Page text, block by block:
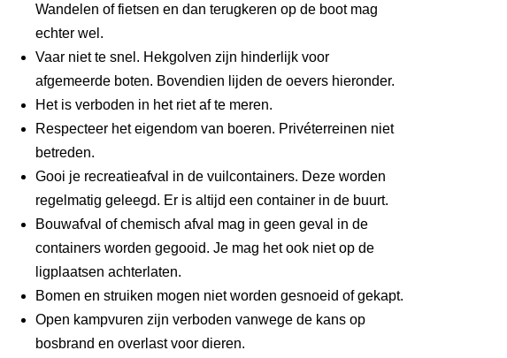
Wandelen of fietsen en dan terugkeren op de boot mag
echter wel.
Vaar niet te snel. Hekgolven zijn hinderlijk voor
afgemeerde boten. Bovendien lijden de oevers hieronder.
Het is verboden in het riet af te meren.
Respecteer het eigendom van boeren. Privéterreinen niet
betreden.
Gooi je recreatieafval in de vuilcontainers. Deze worden
regelmatig geleegd. Er is altijd een container in de buurt.
Bouwafval of chemisch afval mag in geen geval in de
containers worden gegooid. Je mag het ook niet op de
ligplaatsen achterlaten.
Bomen en struiken mogen niet worden gesnoeid of gekapt.
Open kampvuren zijn verboden vanwege de kans op
bosbrand en overlast voor dieren.